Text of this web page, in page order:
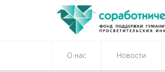
О нас Новости